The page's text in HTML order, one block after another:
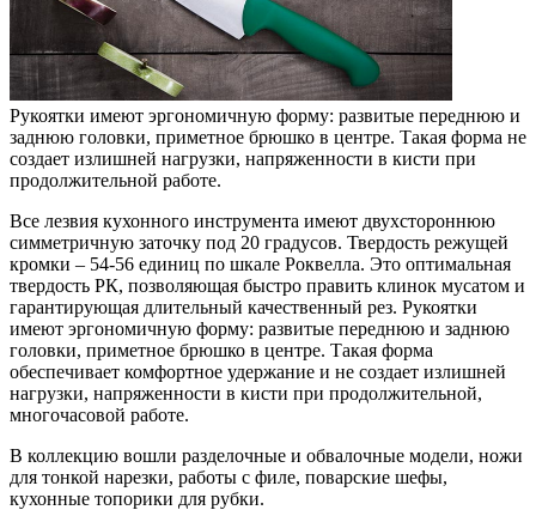
Рукоятки имеют эргономичную форму: развитые переднюю и
заднюю головки, приметное брюшко в центре. Такая форма не
создает излишней нагрузки, напряженности в кисти при
продолжительной работе.
Все лезвия кухонного инструмента имеют двухстороннюю
симметричную заточку под 20 градусов. Твердость режущей
кромки – 54-56 единиц по шкале Роквелла. Это оптимальная
твердость РК, позволяющая быстро править клинок мусатом и
гарантирующая длительный качественный рез. Рукоятки
имеют эргономичную форму: развитые переднюю и заднюю
головки, приметное брюшко в центре. Такая форма
обеспечивает комфортное удержание и не создает излишней
нагрузки, напряженности в кисти при продолжительной,
многочасовой работе.
В коллекцию вошли разделочные и обвалочные модели, ножи
для тонкой нарезки, работы с филе, поварские шефы,
кухонные топорики для рубки.